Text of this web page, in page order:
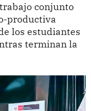
conjunto
productiva
los estudiantes
terminan la